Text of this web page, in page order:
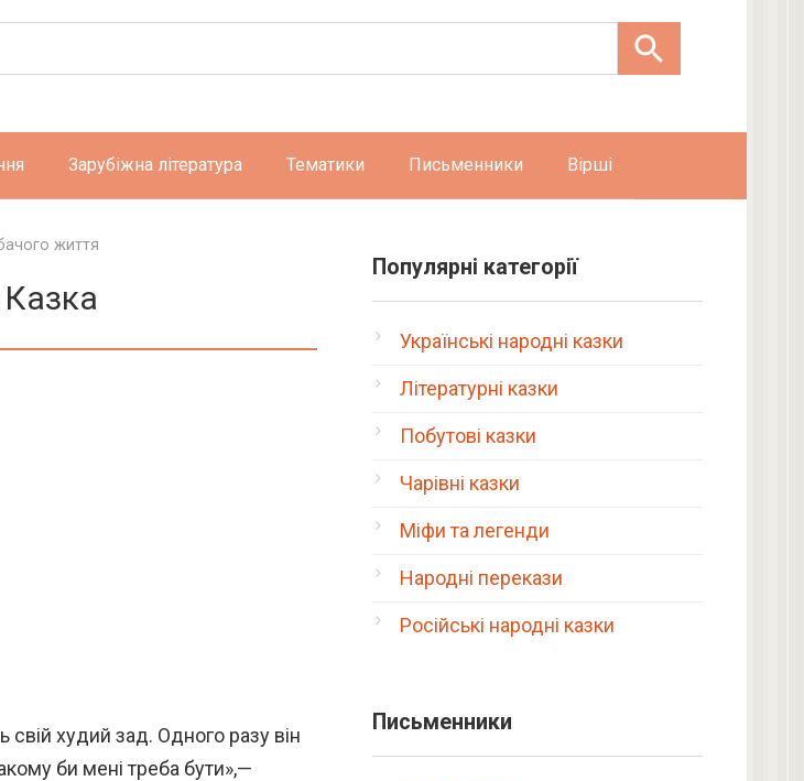
Зарубіжна література Тематики Письменники Вірші
життя
худий зад. Одного разу він
би мені треба бути»,—
Популярні категорії
Українські народні казки
Літературні казки
Побутові казки
Чарівні казки
Міфи та легенди
Народні перекази
Російські народні казки
Письменники